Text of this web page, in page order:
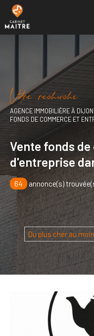
Vore recece
AGENCE IMMOBILIÈRE À DIJON
FONDS DE COMMERCE ET
Vente fonds
d'entreprise
64 annonce(s)
Du plus cher au
Effectuer
et trouver le bien
Type
Type
de
bien
Type de bien
Ville
Budget
Budget
Surface
Surface
Référence